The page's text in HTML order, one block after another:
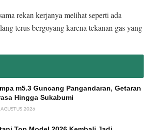
rekan kerjanya melihat seperti ada
terus bergoyang karena tekanan gas yang
m5.3 Guncang Pangandaran, Getaran
Hingga Sukabumi
2026